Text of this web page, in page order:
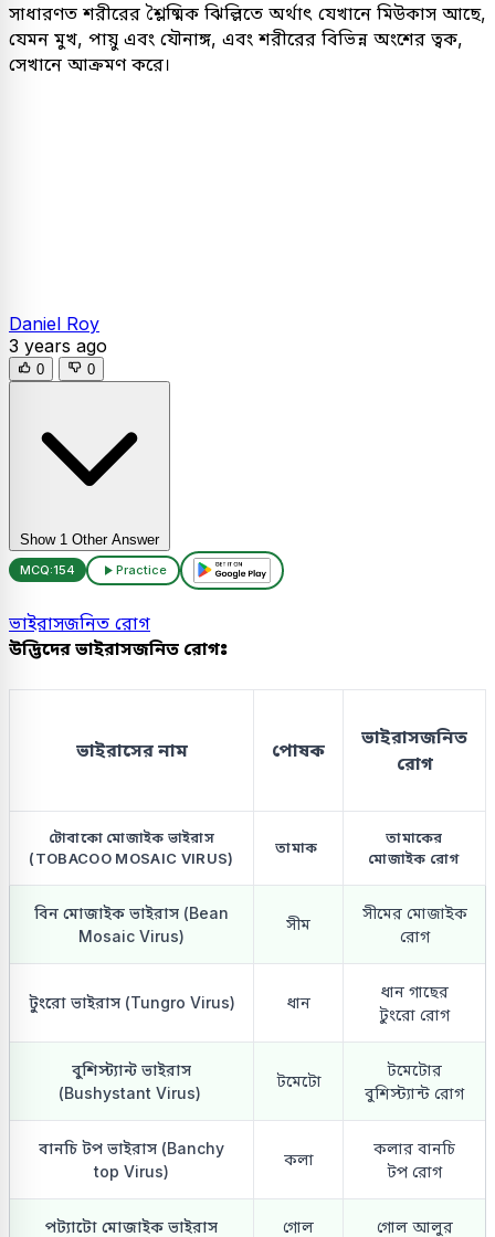
সাধারণত শরীরের শ্লৈষ্মিক ঝিল্লিতে অর্থাৎ যেখানে মিউকাস আছে,
যেমন মুখ, পায়ু এবং যৌনাঙ্গ, এবং শরীরের বিভিন্ন অংশের ত্বক,
সেখানে আক্রমণ করে।
Daniel Roy
3 years ago
0 0
Show 1 Other Answer
MCQ:154 Practice
ভাইরাসজনিত রোগ
উদ্ভিদের ভাইরাসজনিত রোগঃ
ভাইরাসের নাম পোষক
ভাইরাসজনিত
রোগ
টোবাকো মোজাইক ভাইরাস
(TOBACOO MOSAIC VIRUS)
তামাক
তামাকের
মোজাইক রোগ
বিন মোজাইক ভাইরাস (Bean
Mosaic Virus)
সীম
সীমের মোজাইক
রোগ
টুংরো ভাইরাস (Tungro Virus) ধান
ধান গাছের
টুংরো রোগ
বুশিস্ট্যান্ট ভাইরাস
(Bushystant Virus)
টমেটো
টমেটোর
বুশিস্ট্যান্ট রোগ
বানচি টপ ভাইরাস (Banchy
top Virus)
কলা
কলার বানচি
টপ রোগ
পট্যাটো মোজাইক ভাইরাস
গোল
গোল আলুর